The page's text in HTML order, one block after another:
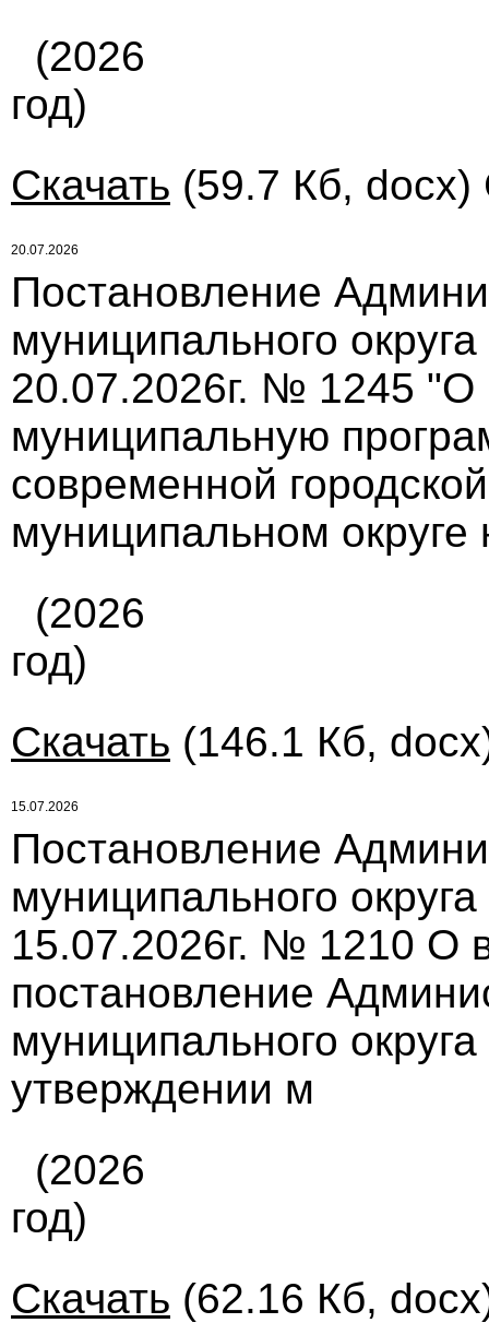
(2026
год)
Скачать (59.7 Кб, docx)
20.07.2026
Постановление
муниципального
20.07.2026г. № 1245 "О
муниципальную
современной
муниципальном
(2026
год)
Скачать (146.1 Кб,
15.07.2026
Постановление
муниципального
15.07.2026г. № 1210 О
постановление
муниципального
утверждении м
(2026
год)
Скачать (62.16 Кб,